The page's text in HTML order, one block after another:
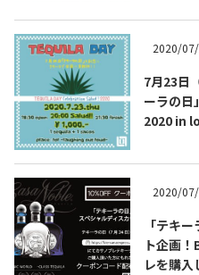
COPYRIGHT ©
2020/
7月23日
ーラの日
2020 in
2020/
「テキ
ト企画
レを購